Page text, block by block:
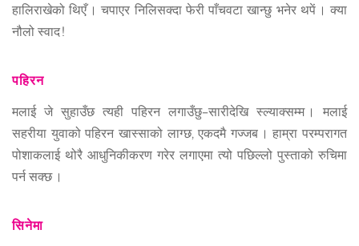
हालिराखेको थिएँ । चपाएर निलिसक्दा फेरी पाँचवटा खान्छु भनेर थपें । क्या
नौलो स्वाद !
पहिरन
मलाई जे सुहाउँछ त्यही पहिरन लगाउँछु–सारीदेखि स्ल्याक्सम्म । मलाई
सहरीया युवाको पहिरन खास्साको लाग्छ, एकदमै गज्जब । हाम्रा परम्परागत
पोशाकलाई थोरै आधुनिकीकरण गरेर लगाएमा त्यो पछिल्लो पुस्ताको रुचिमा
पर्न सक्छ ।
सिनेमा